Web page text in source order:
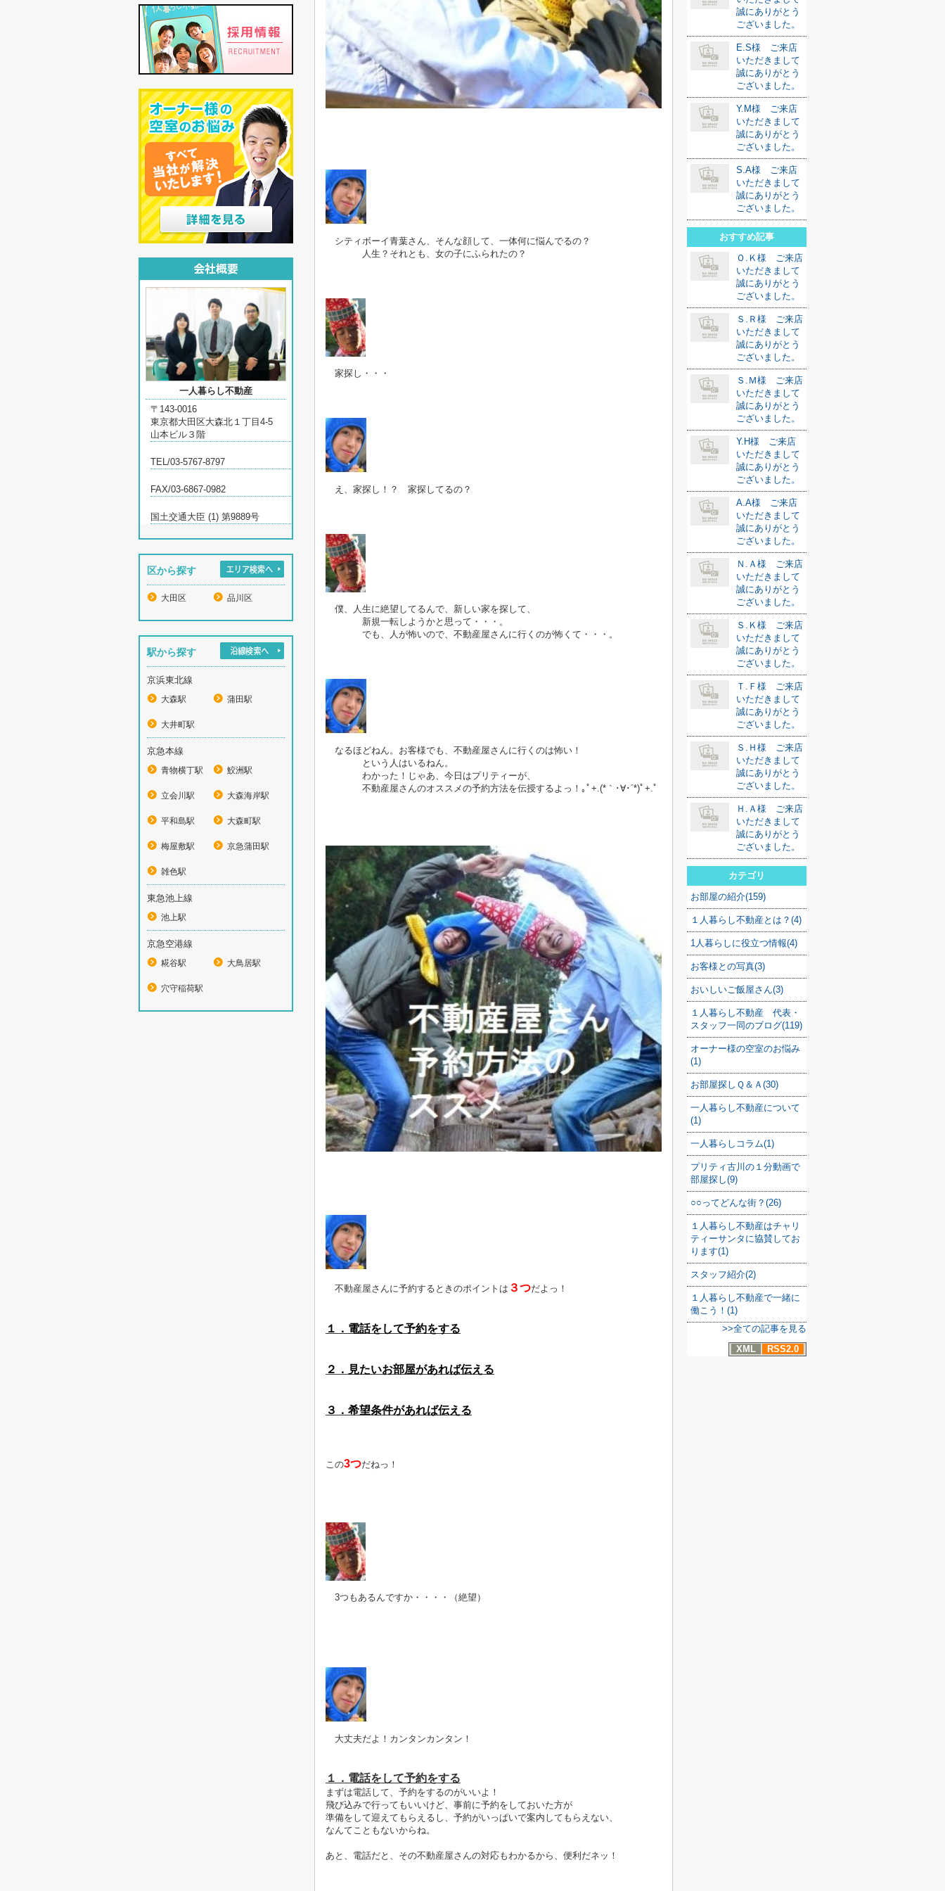
シティボーイ青葉さん、そんな顔して、一体何に悩んでるの？
人生？それとも、女の子にふられたの？
家探し・・・
え、家探し！？ 家探してるの？
僕、人生に絶望してるんで、新しい家を探して、
新規一転しようかと思って・・・。
でも、人が怖いので、不動産屋さんに行くのが怖くて・・・。
なるほどねん。お客様でも、不動産屋さんに行くのは怖い！
という人はいるねん。
わかった！じゃあ、今日はプリティーが、
不動産屋さんのオススメの予約方法を伝授するよっ！｡ﾟ+.(*｀･∀･´*)ﾟ+.ﾟ
不動産屋さんに予約するときのポイントは ３つだよっ！
１．電話をして予約をする
２．見たいお部屋があれば伝える
３．希望条件があれば伝える
この3つだねっ！
3つもあるんですか・・・・（絶望）
大丈夫だよ！カンタンカンタン！
１．電話をして予約をする
まずは電話して、予約をするのがいいよ！
飛び込みで行ってもいいけど、事前に予約をしておいた方が
準備をして迎えてもらえるし、予約がいっぱいで案内してもらえない、
なんてこともないからね。
あと、電話だと、その不動産屋さんの対応もわかるから、便利だネッ！
誠にありがとう
ございました。
E.S様 ご来店
いただきまして
誠にありがとう
ございました。
Y.M様 ご来店
いただきまして
誠にありがとう
ございました。
S.A様 ご来店
いただきまして
誠にありがとう
ございました。
おすすめ記事
Ｏ.Ｋ様 ご来店
いただきまして
誠にありがとう
ございました。
Ｓ.Ｒ様 ご来店
いただきまして
誠にありがとう
ございました。
Ｓ.Ｍ様 ご来店
いただきまして
誠にありがとう
ございました。
Y.H様 ご来店
いただきまして
誠にありがとう
ございました。
A.A様 ご来店
いただきまして
誠にありがとう
ございました。
Ｎ.Ａ様 ご来店
いただきまして
誠にありがとう
ございました。
Ｓ.Ｋ様 ご来店
いただきまして
誠にありがとう
ございました。
Ｔ.Ｆ様 ご来店
いただきまして
誠にありがとう
ございました。
Ｓ.Ｈ様 ご来店
いただきまして
誠にありがとう
ございました。
Ｈ.Ａ様 ご来店
いただきまして
誠にありがとう
ございました。
カテゴリ
お部屋の紹介(159)
１人暮らし不動産とは？(4)
1人暮らしに役立つ情報(4)
お客様との写真(3)
おいしいご飯屋さん(3)
１人暮らし不動産 代表・
スタッフ一同のブログ(119)
オーナー様の空室のお悩み
(1)
お部屋探しＱ＆Ａ(30)
一人暮らし不動産について
(1)
一人暮らしコラム(1)
プリティ古川の１分動画で
部屋探し(9)
○○ってどんな街？(26)
１人暮らし不動産はチャリ
ティーサンタに協賛してお
ります(1)
スタッフ紹介(2)
１人暮らし不動産で一緒に
働こう！(1)
>>全ての記事を見る
XML
RSS2.0
一人暮らし不動産
〒143-0016
東京都大田区大森北１丁目4-5
山本ビル３階
TEL/03-5767-8797
FAX/03-6867-0982
国土交通大臣 (1) 第9889号
区から探す
大田区 品川区
駅から探す
京浜東北線
大森駅 蒲田駅
大井町駅
京急本線
青物横丁駅 鮫洲駅
立会川駅 大森海岸駅
平和島駅 大森町駅
梅屋敷駅 京急蒲田駅
雑色駅
東急池上線
池上駅
京急空港線
糀谷駅 大鳥居駅
穴守稲荷駅